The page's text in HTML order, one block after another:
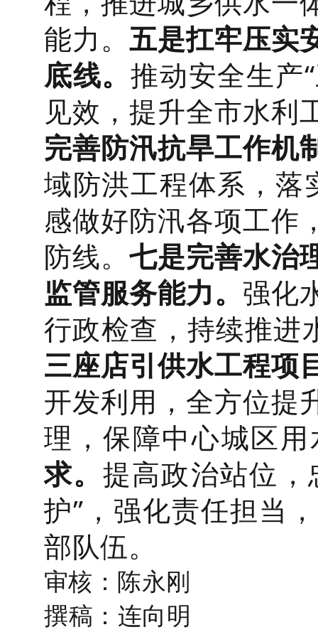
能力。五是扛牢压实
底线。推动安全生产
见效，提升全市水利
完善防汛抗旱工作机
域防洪工程体系，落
感做好防汛各项工作
防线。七是完善水治
监管服务能力。 强化
行政检查，持续推进
三座店引供水工程项
开发利用，全方位提
理，保障中心城区
求。 提高政治站位，
护”，强化责任担当
部队伍。
审核：陈永刚
撰稿：连向明